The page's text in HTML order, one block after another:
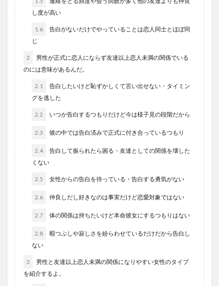
し度が高い
1.6
告白がないだけでやっていることは恋人同士とほぼ同
じ
2
男性が正式に恋人にならず友達以上恋人未満の関係でいる
のには意味があるんだ。
2.1
告白したいけど恥ずかしくて言い出せない・タイミン
グを逃した
2.2 いつか告白するつもりだけど今は様子見の段階だから
2.3 彼の中では告白済みで正式に付き合っているつもり
2.4
告白して振られたら困る・友達としての関係を壊した
くない
2.5 女性からの告白を待っている・告白する勇気がない
2.6 仲良しだし好きなのは事実だけど恋愛対象ではない
2.7 体の関係は持ちたいけど本命彼女にするつもりはない
2.8
暇つぶしや寂しさを紛らわせているだけだから告白し
ない
3
男性と友達以上恋人未満の関係になりやすい女性のタイプ
を紹介するよ。